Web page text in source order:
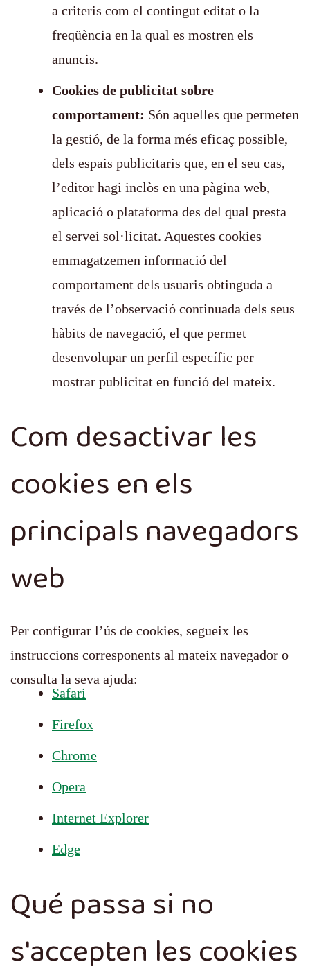
a criteris com el contingut editat o la
freqüència en la qual es mostren els
anuncis.
Cookies de publicitat sobre
comportament: Són aquelles que permeten
la gestió, de la forma més eficaç possible,
dels espais publicitaris que, en el seu cas,
l’editor hagi inclòs en una pàgina web,
aplicació o plataforma des del qual presta
el servei sol·licitat. Aquestes cookies
emmagatzemen informació del
comportament dels usuaris obtinguda a
través de l’observació continuada dels seus
hàbits de navegació, el que permet
desenvolupar un perfil específic per
mostrar publicitat en funció del mateix.
Com desactivar les
cookies en els
principals navegadors
web
Per configurar l’ús de cookies, segueix les
instruccions corresponents al mateix navegador o
consulta la seva ajuda:
Safari
Firefox
Chrome
Opera
Internet Explorer
Edge
Qué passa si no
s'accepten les cookies